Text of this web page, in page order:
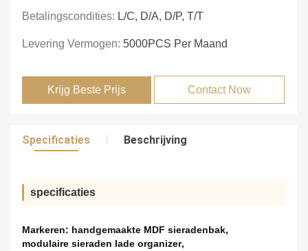
Betalingscondities: L/C, D/A, D/P, T/T
Levering Vermogen: 5000PCS Per Maand
Krijg Beste Prijs Contact Now
Specificaties Beschrijving
specificaties
Markeren: handgemaakte MDF sieradenbak,
modulaire sieraden lade organizer,